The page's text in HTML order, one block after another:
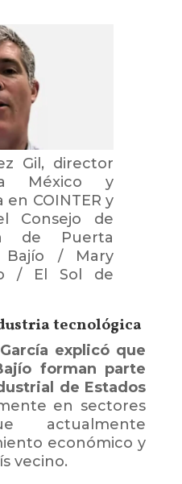
Gil, director
México y
COINTER y
Consejo de
de Puerta
/ Mary
/ El Sol de
tecnológica
explicó que
forman parte
de Estados
en sectores
actualmente
económico y
vecino.